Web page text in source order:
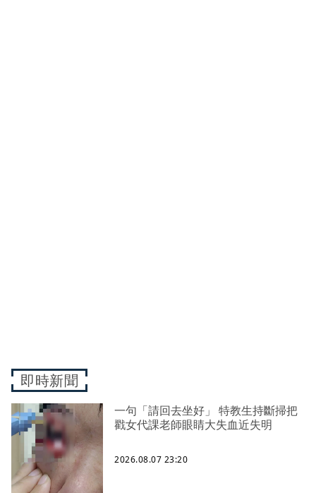
即時新聞
一句「請回去坐好」 特教生持斷掃把
戳女代課老師眼睛大失血近失明
2026.08.07 23:20